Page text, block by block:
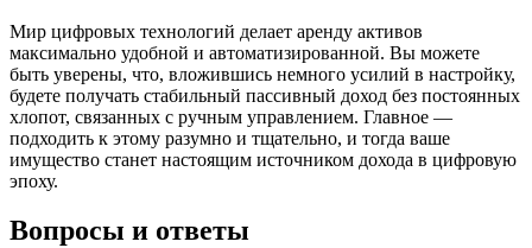
Мир цифровых технологий делает аренду активов
максимально удобной и автоматизированной. Вы можете
быть уверены, что, вложившись немного усилий в настройку,
будете получать стабильный пассивный доход без постоянных
хлопот, связанных с ручным управлением. Главное —
подходить к этому разумно и тщательно, и тогда ваше
имущество станет настоящим источником дохода в цифровую
эпоху.
Вопросы и ответы